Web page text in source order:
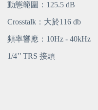
動態範圍：125.5 dB
Crosstalk：大於116 db
頻率響應：10Hz - 40kHz
1/4’’ TRS 接頭